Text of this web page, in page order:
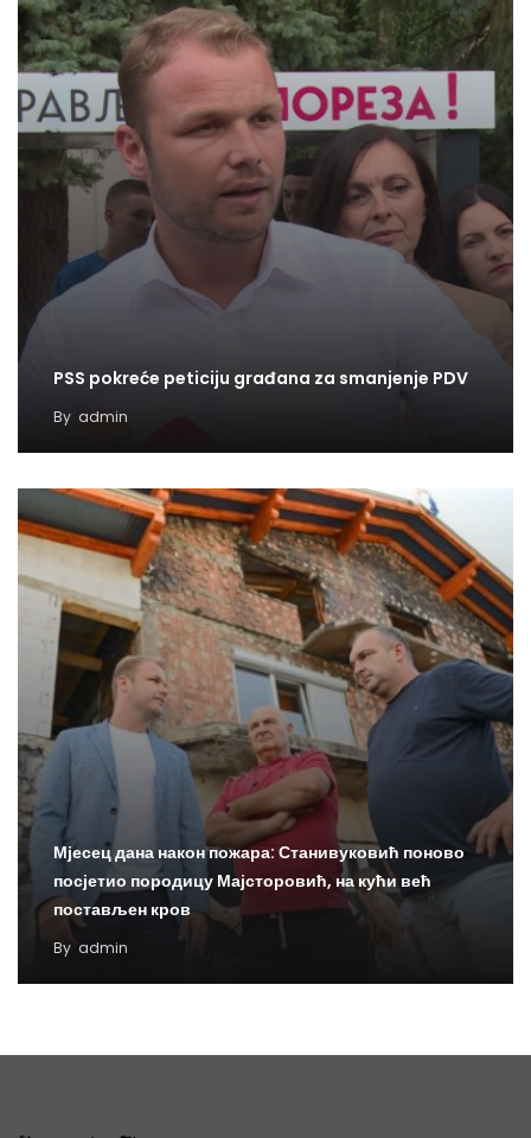
PSS pokreće peticiju građana za smanjenje PDV
By admin
Мјесец дана након пожара: Станивуковић поново
посјетио породицу Мајсторовић, на кући већ
постављен кров
By admin